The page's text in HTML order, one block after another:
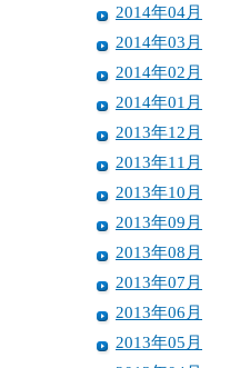
2014年04月
2014年03月
2014年02月
2014年01月
2013年12月
2013年11月
2013年10月
2013年09月
2013年08月
2013年07月
2013年06月
2013年05月